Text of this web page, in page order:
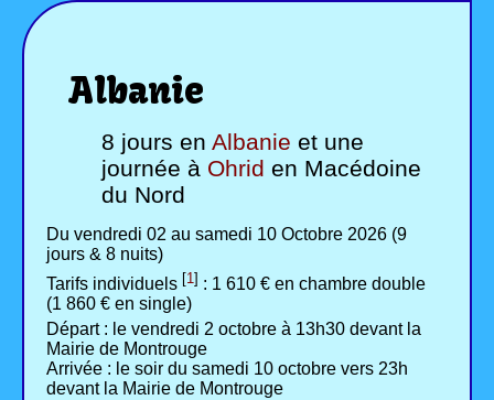
Albanie
8 jours en Albanie et une
journée à Ohrid en Macédoine
du Nord
Du vendredi 02 au samedi 10 Octobre 2026 (9
jours & 8 nuits)
Tarifs individuels [1] : 1 610 € en chambre double
(1 860 € en single)
Départ : le vendredi 2 octobre à 13h30 devant la
Mairie de Montrouge
Arrivée : le soir du samedi 10 octobre vers 23h
devant la Mairie de Montrouge